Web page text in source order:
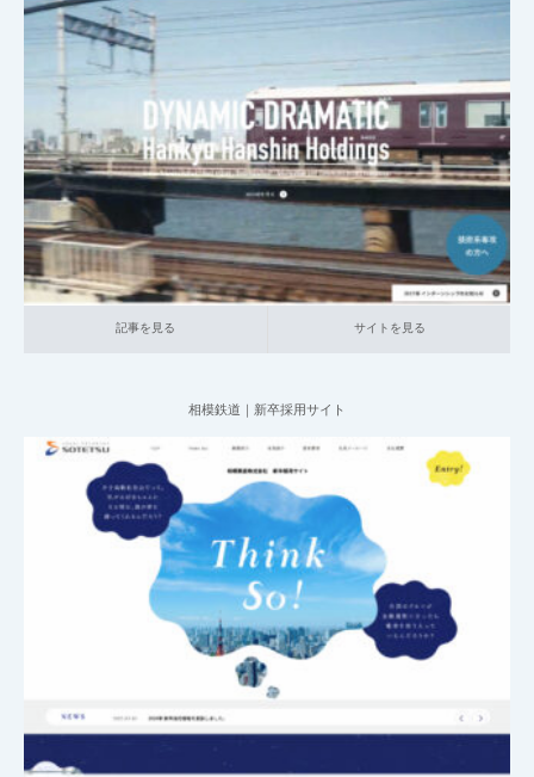
2025.05.25
001_新卒採用サイト 021_運輸 大企業の採用サイト 本社が地方の企
業
記事を見る サイトを見る
記事を見る サイトを見る
相模鉄道｜新卒採用サイト
2025.05.25
001_新卒採用サイト 021_運輸 大企業の採用サイト
サイトを見る
採用サイトの「よくある質問」とは？具体的
な作り方と参考事例か…
採用サイトの「データで見る〇〇」とは？具
採用サイトの「福利厚生」とは？具体的な作
り方と参考事例から解…
ゼロから学ぶ採用ピッチ！初心者向けの作り
方